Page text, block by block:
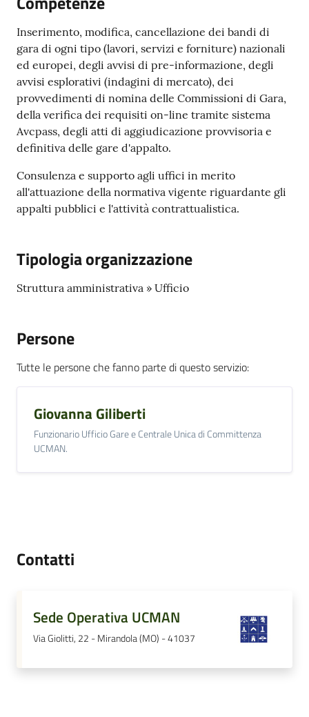
argomenti...
Seguici
su
Inserimento, modifica, cancellazione dei bandi di
gara di ogni tipo (lavori, servizi e forniture) nazionali
ed europei, degli avvisi di pre-informazione, degli
avvisi esplorativi (indagini di mercato), dei
provvedimenti di nomina delle Commissioni di Gara,
della verifica dei requisiti on-line tramite sistema
Avcpass, degli atti di aggiudicazione provvisoria e
definitiva delle gare d'appalto.
Consulenza e supporto agli uffici in merito
all'attuazione della normativa vigente riguardante gli
appalti pubblici e l'attività contrattualistica.
Tipologia organizzazione
Struttura amministrativa » Ufficio
Persone
Tutte le persone che fanno parte di questo servizio:
Giovanna Giliberti
Funzionario Ufficio Gare e Centrale Unica di Committenza
UCMAN.
Contatti
Sede Operativa UCMAN
Via Giolitti, 22 - Mirandola (MO) - 41037